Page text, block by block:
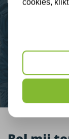
cookies,